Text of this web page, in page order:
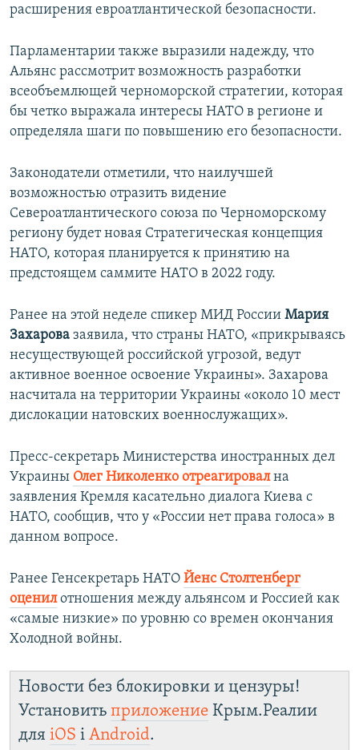
расширения евроатлантической безопасности.
Парламентарии также выразили надежду, что
Альянс рассмотрит возможность разработки
всеобъемлющей черноморской стратегии, которая
бы четко выражала интересы НАТО в регионе и
определяла шаги по повышению его безопасности.
Законодатели отметили, что наилучшей
возможностью отразить видение
Североатлантического союза по Черноморскому
региону будет новая Стратегическая концепция
НАТО, которая планируется к принятию на
предстоящем саммите НАТО в 2022 году.
Ранее на этой неделе спикер МИД России Мария
Захарова заявила, что страны НАТО, «прикрываясь
несуществующей российской угрозой, ведут
активное военное освоение Украины». Захарова
насчитала на территории Украины «около 10 мест
дислокации натовских военнослужащих».
Пресс-секретарь Министерства иностранных дел
Украины Олег Николенко отреагировална
заявления Кремля касательно диалога Киева с
НАТО, сообщив, что у «России нет права голоса» в
данном вопросе.
Ранее Генсекретарь НАТО Йенс Столтенберг
оценилотношения между альянсом и Россией как
«самые низкие» по уровню со времен окончания
Холодной войны.
Новости без блокировки и цензуры!
Установить приложение Крым.Реалии
для iOS і Android.